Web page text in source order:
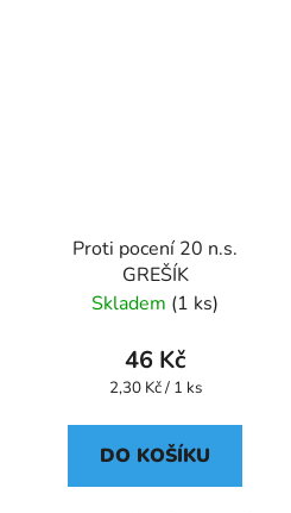
Proti pocení 20 n.s.
GREŠÍK
Skladem (1 ks)
46 Kč
Měrná
2,30 Kč / 1 ks
DO KOŠÍKU